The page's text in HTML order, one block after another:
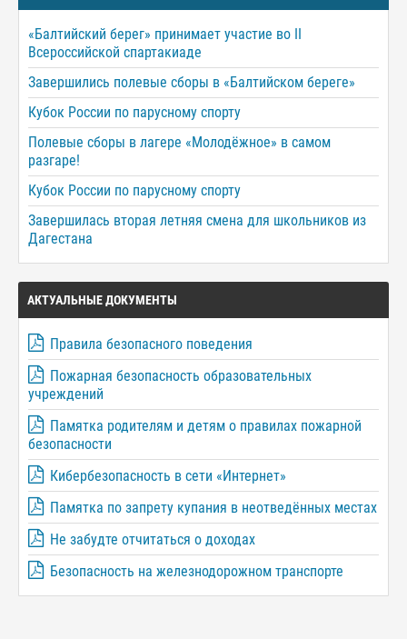
«Балтийский берег» принимает участие во II
Всероссийской спартакиаде
Завершились полевые сборы в «Балтийском береге»
Кубок России по парусному спорту
Полевые сборы в лагере «Молодёжное» в самом
разгаре!
Кубок России по парусному спорту
Завершилась вторая летняя смена для школьников из
Дагестана
АКТУАЛЬНЫЕ ДОКУМЕНТЫ
Правила безопасного поведения
Пожарная безопасность образовательных
учреждений
Памятка родителям и детям о правилах пожарной
безопасности
Кибербезопасность в сети «Интернет»
Памятка по запрету купания в неотведённых местах
Не забудте отчитаться о доходах
Безопасность на железнодорожном транспорте